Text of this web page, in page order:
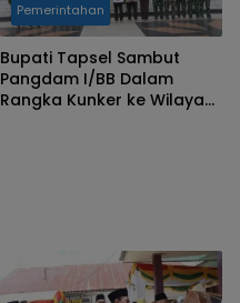
Pemerintahan
Bupati Tapsel Sambut
Pangdam I/BB Dalam
Rangka Kunker ke Wilayah